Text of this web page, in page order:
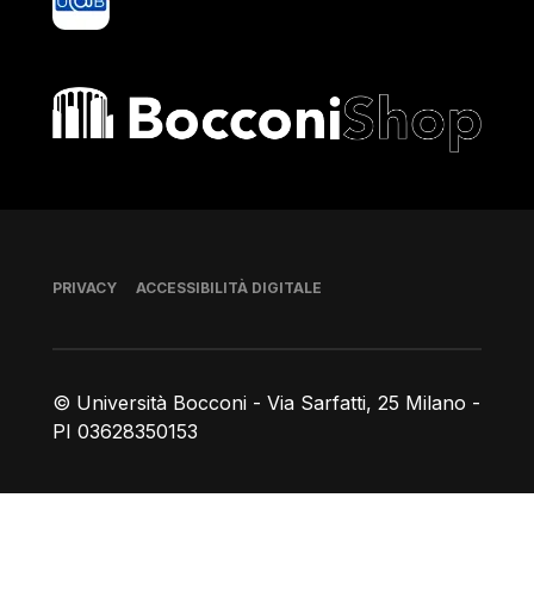
Bocconi shop
© Università Bocconi - Via Sarfatti, 25 Milano -
PI 03628350153
Piè di pagina
PRIVACY ACCESSIBILITÀ DIGITALE